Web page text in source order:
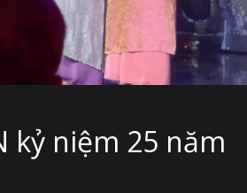
kỷ niệm 25 năm